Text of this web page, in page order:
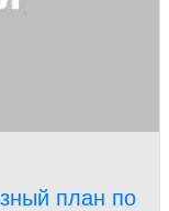
план по